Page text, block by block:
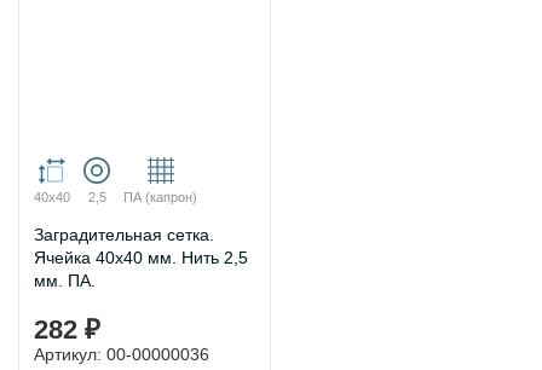
40х40 2,5 ПА (капрон)
Заградительная сетка.
Ячейка 40х40 мм. Нить 2,5
мм. ПА.
282 ₽
Артикул: 00-00000036